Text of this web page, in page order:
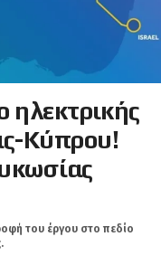
ηλεκτρικής
Κύπρου!
του έργου στο πεδίο